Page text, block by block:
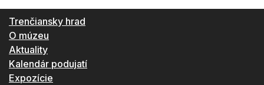
Trenčiansky hrad
O múzeu
Aktuality
Kalendár podujatí
Expozície